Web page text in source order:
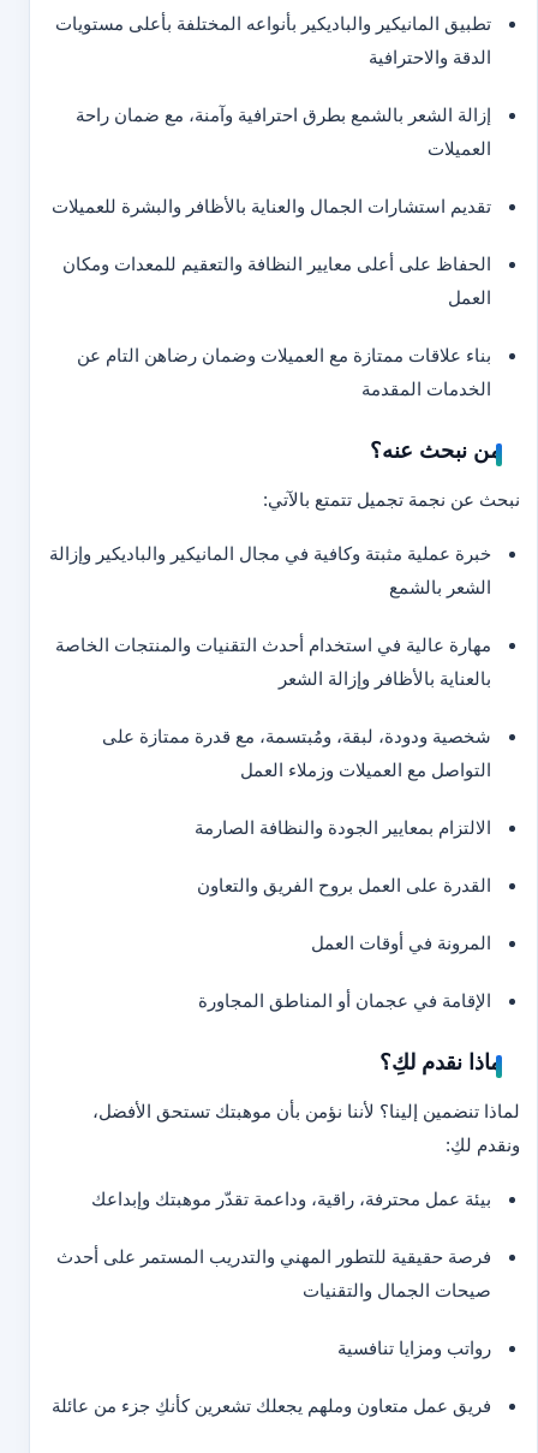
تطبيق المانيكير والباديكير بأنواعه المختلفة بأعلى مستويات
الدقة والاحترافية
إزالة الشعر بالشمع بطرق احترافية وآمنة، مع ضمان راحة
العميلات
تقديم استشارات الجمال والعناية بالأظافر والبشرة للعميلات
الحفاظ على أعلى معايير النظافة والتعقيم للمعدات ومكان
العمل
بناء علاقات ممتازة مع العميلات وضمان رضاهن التام عن
الخدمات المقدمة
من نبحث عنه؟
نبحث عن نجمة تجميل تتمتع بالآتي:
خبرة عملية مثبتة وكافية في مجال المانيكير والباديكير وإزالة
الشعر بالشمع
مهارة عالية في استخدام أحدث التقنيات والمنتجات الخاصة
بالعناية بالأظافر وإزالة الشعر
شخصية ودودة، لبقة، ومُبتسمة، مع قدرة ممتازة على
التواصل مع العميلات وزملاء العمل
الالتزام بمعايير الجودة والنظافة الصارمة
القدرة على العمل بروح الفريق والتعاون
المرونة في أوقات العمل
الإقامة في عجمان أو المناطق المجاورة
ماذا نقدم لكِ؟
لماذا تنضمين إلينا؟ لأننا نؤمن بأن موهبتك تستحق الأفضل،
ونقدم لكِ:
بيئة عمل محترفة، راقية، وداعمة تقدّر موهبتك وإبداعك
فرصة حقيقية للتطور المهني والتدريب المستمر على أحدث
صيحات الجمال والتقنيات
رواتب ومزايا تنافسية
فريق عمل متعاون وملهم يجعلك تشعرين كأنكِ جزء من عائلة